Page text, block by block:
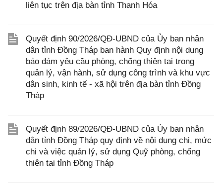
liên tục trên địa bàn tỉnh Thanh Hóa
Quyết định 90/2026/QĐ-UBND của Ủy ban nhân
dân tỉnh Đồng Tháp ban hành Quy định nội dung
bảo đảm yêu cầu phòng, chống thiên tai trong
quản lý, vận hành, sử dụng công trình và khu vực
dân sinh, kinh tế - xã hội trên địa bàn tỉnh Đồng
Tháp
Quyết định 89/2026/QĐ-UBND của Ủy ban nhân
dân tỉnh Đồng Tháp quy định về nội dung chi, mức
chi và việc quản lý, sử dụng Quỹ phòng, chống
thiên tai tỉnh Đồng Tháp